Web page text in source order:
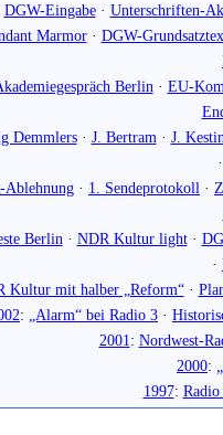
DGW-Eingabe· Unterschriften-
Marmor· DGW-
Berlin · EU-
Demmlers· J. Bertram · J.
Ablehnung · 1. Sendeprotokoll ·
Berlin · NDR Kultur light·
·
Kultur mit halber „Reform“·
: „Alarm“ bei Radio 3 ·
2001: Nordwest-
2000:
1997: